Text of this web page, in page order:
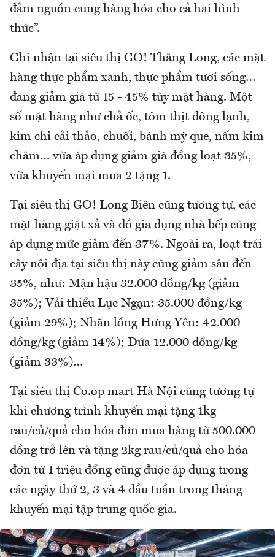
đảm nguồn cung hàng hóa cho cả hai hình
thức”.
Ghi nhận tại siêu thị GO! Thăng Long, các mặt
hàng thực phẩm xanh, thực phẩm tươi sống…
đang giảm giá từ 15 - 45% tùy mặt hàng. Một
số mặt hàng như chả ốc, tôm thịt đông lạnh,
kim chi cải thảo, chuối, bánh mỳ que, nấm kim
châm… vừa áp dụng giảm giá đồng loạt 35%,
vừa khuyến mại mua 2 tặng 1.
Tại siêu thị GO! Long Biên cũng tương tự, các
mặt hàng giặt xả và đồ gia dụng nhà bếp cũng
áp dụng mức giảm đến 37%. Ngoài ra, loạt trái
cây nội địa tại siêu thị này cũng giảm sâu đến
35%, như: Mận hậu 32.000 đồng/kg (giảm
35%); Vải thiều Lục Ngạn: 35.000 đồng/kg
(giảm 29%); Nhãn lồng Hưng Yên: 42.000
đồng/kg (giảm 14%); Dứa 12.000 đồng/kg
(giảm 33%)…
Tại siêu thị Co.op mart Hà Nội cũng tương tự
khi chương trình khuyến mại tặng 1kg
rau/củ/quả cho hóa đơn mua hàng từ 500.000
đồng trở lên và tặng 2kg rau/củ/quả cho hóa
đơn từ 1 triệu đồng cũng được áp dụng trong
các ngày thứ 2, 3 và 4 đầu tuần trong tháng
khuyến mại tập trung quốc gia.